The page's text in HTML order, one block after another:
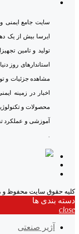
ایرسا بیش از یک
تولید و تامین
استاندارهای روز
مشاهده جزئیات و
اخبار در زمینه
محصولات و
آموزشی و عملکرد
.
کلیه حقوق سایت محفوظ و
دسته بندی ها
close
آژیر صنعتی